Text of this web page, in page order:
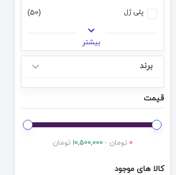
پلی ژل (50)
بیشتر
برند
قیمت
0 تومان - 10,500,000 تومان
کالا های موجود